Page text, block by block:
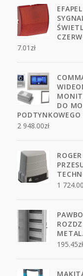
7.01 zł
DO
2 948.00zł
1 724.00
195.45zł